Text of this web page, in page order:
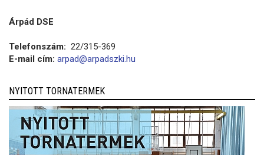
Árpád DSE
Telefonszám: 22/315-369
E-mail cím: arpad@arpadszki.hu
NYITOTT TORNATERMEK